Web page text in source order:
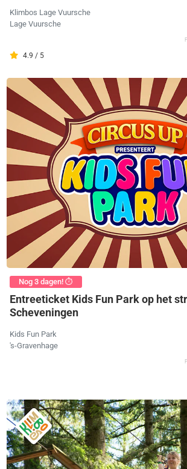
Klimbos Lage Vuursche
Lage Vuursche
4.9 / 5
Nog 3 dagen! ⏱️
Entreeticket Kids Fun Park op het
Scheveningen
Kids Fun Park
's-Gravenhage